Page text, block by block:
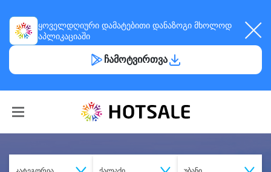
ყოველდღიური დამატებითი დანაზოგი მხოლოდ
აპლიკაციაში
ჩამოტვირთვა